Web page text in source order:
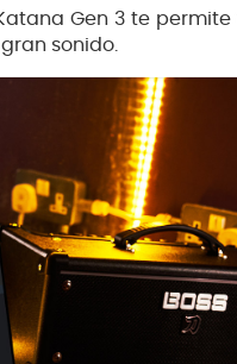
Gen 3 te
sonido.